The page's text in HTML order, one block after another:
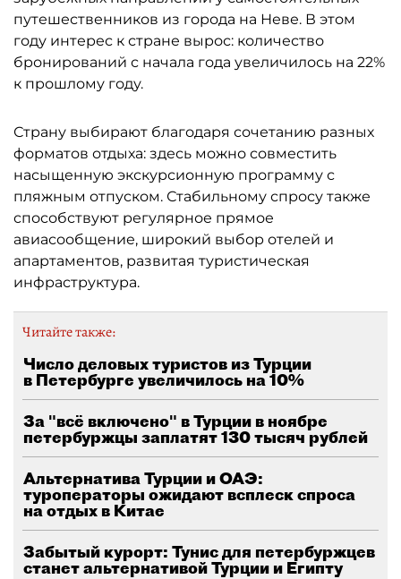
путешественников из города на Неве. В этом
году интерес к стране вырос: количество
бронирований с начала года увеличилось на 22%
к прошлому году.
Страну выбирают благодаря сочетанию разных
форматов отдыха: здесь можно совместить
насыщенную экскурсионную программу с
пляжным отпуском. Стабильному спросу также
способствуют регулярное прямое
авиасообщение, широкий выбор отелей и
апартаментов, развитая туристическая
инфраструктура.
Читайте также:
Число деловых туристов из Турции
в Петербурге увеличилось на 10%
За "всё включено" в Турции в ноябре
петербуржцы заплатят 130 тысяч рублей
Альтернатива Турции и ОАЭ:
туроператоры ожидают всплеск спроса
на отдых в Китае
Забытый курорт: Тунис для петербуржцев
станет альтернативой Турции и Египту